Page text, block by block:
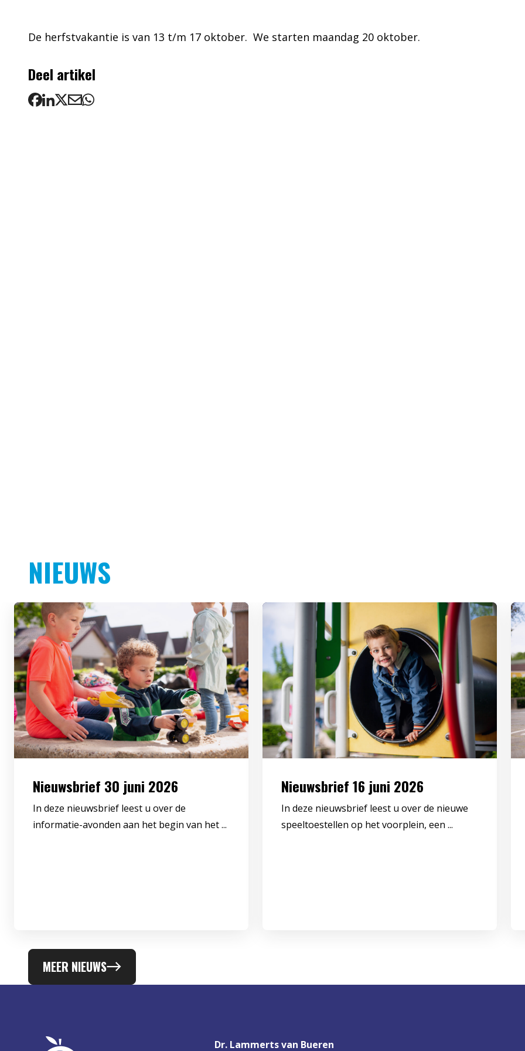
De herfstvakantie is van 13 t/m 17 oktober. We starten maandag 20 oktober.
Deel artikel
NIEUWS
Nieuwsbrief 30 juni 2026
In deze nieuwsbrief leest u over de
informatie-avonden aan het begin van het ...
Nieuwsbrief 16 juni 2026
In deze nieuwsbrief leest u over de nieuwe
speeltoestellen op het voorplein, een ...
MEER NIEUWS
Dr. Lammerts van Bueren